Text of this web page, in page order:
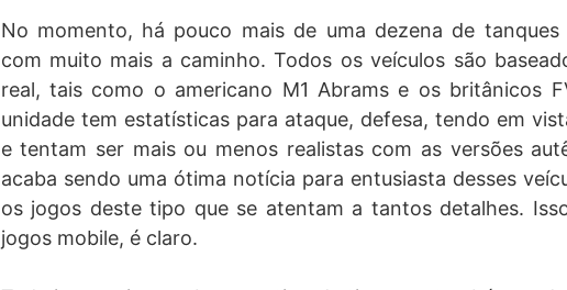
No momento, há pouco mais de uma dezena de tanques
com muito mais a caminho. Todos os veículos são
real, tais como o americano M1 Abrams e os britânicos
unidade tem estatísticas para ataque, defesa, tendo em
e tentam ser mais ou menos realistas com as versões
acaba sendo uma ótima notícia para entusiasta desses
os jogos deste tipo que se atentam a tantos detalhes.
jogos mobile, é claro.